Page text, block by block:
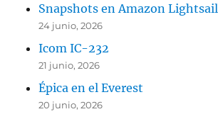
Snapshots en Amazon Lightsail
24 junio, 2026
Icom IC-232
21 junio, 2026
Épica en el Everest
20 junio, 2026